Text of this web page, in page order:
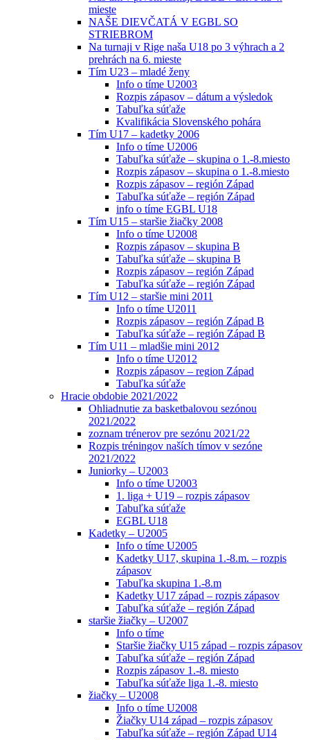
mieste
NAŠE DIEVČATÁ V EGBL SO
STRIEBROM
Na turnaji v Rige naša U18 po 3 výhrach a 2
prehrách na 6. mieste
Tím U23 – mladé ženy
Info o tíme U2003
Rozpis zápasov – dátum a výsledok
Tabuľka súťaže
Kvalifikácia Slovenského pohára
Tím U17 – kadetky 2006
Info o tíme U2006
Tabuľka súťaže – skupina o 1.-8.miesto
Rozpis zápasov – skupina o 1.-8.miesto
Rozpis zápasov – región Západ
Tabuľka súťaže – región Západ
info o tíme EGBL U18
Tím U15 – staršie žiačky 2008
Info o tíme U2008
Rozpis zápasov – skupina B
Tabuľka súťaže – skupina B
Rozpis zápasov – región Západ
Tabuľka súťaže – región Západ
Tím U12 – staršie mini 2011
Info o tíme U2011
Rozpis zápasov – región Západ B
Tabuľka súťaže – región Západ B
Tím U11 – mladšie mini 2012
Info o tíme U2012
Rozpis zápasov – region Západ
Tabuľka súťaže
Hracie obdobie 2021/2022
Ohliadnutie za basketbalovou sezónou
2021/2022
zoznam trénerov pre sezónu 2021/22
Rozpis tréningov naších tímov v sezóne
2021/2022
Juniorky – U2003
Info o tíme U2003
1. liga + U19 – rozpis zápasov
Tabuľka súťaže
EGBL U18
Kadetky – U2005
Info o tíme U2005
Kadetky U17, skupina 1.-8.m. – rozpis
zápasov
Tabuľka skupina 1.-8.m
Kadetky U17 západ – rozpis zápasov
Tabuľka súťaže – región Západ
staršie žiačky – U2007
Info o tíme
Staršie žiačky U15 západ – rozpis zápasov
Tabuľka súťaže – región Západ
Rozpis zápasov 1.-8. miesto
Tabuľka súťaže liga 1.-8. miesto
žiačky – U2008
Info o tíme U2008
Žiačky U14 západ – rozpis zápasov
Tabuľka súťaže – región Západ U14